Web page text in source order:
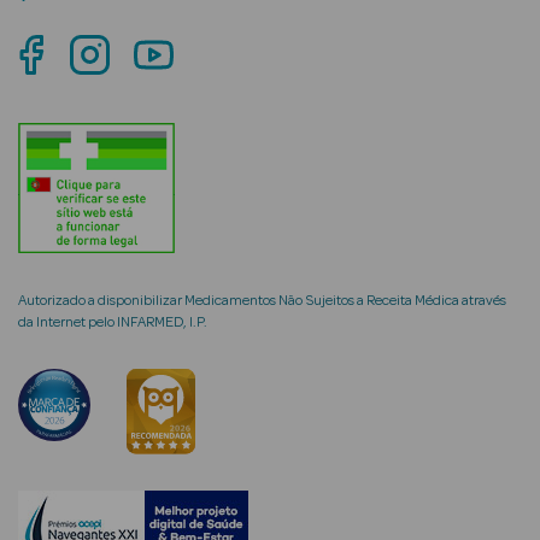
Rosto e
Ver Tudo
Cosmética
Hidratantes
Séruns Faciais
Creme de Olhos
envelhecimento
Autorizado a disponibilizar Medicamentos Não Sujeitos a Receita Médica através
da Internet pelo INFARMED, I.P.